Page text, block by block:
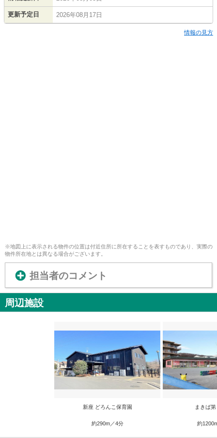
更新予定日 2026年08月17日
情報の見方
※地図上に表示される物件の位置は付近住所に所在することを表すものであり、実際の
物件所在地とは異なる場合がございます。
担当者のコメント
周辺施設
新座 どろんこ保育園
約290m／4分
まきば
約